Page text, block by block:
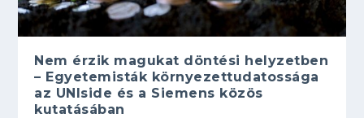
Nem érzik magukat döntési helyzetben
– Egyetemisták környezettudatossága
az UNIside és a Siemens közös
kutatásában